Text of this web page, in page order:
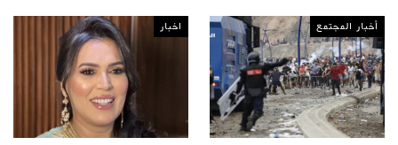
أخبار المجتمع اخبار